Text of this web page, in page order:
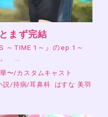
まず完結
～TIME 1～』のep.1～
。 …
〜/カスタムキャスト
説 /持病/耳鼻科 はすな 美羽